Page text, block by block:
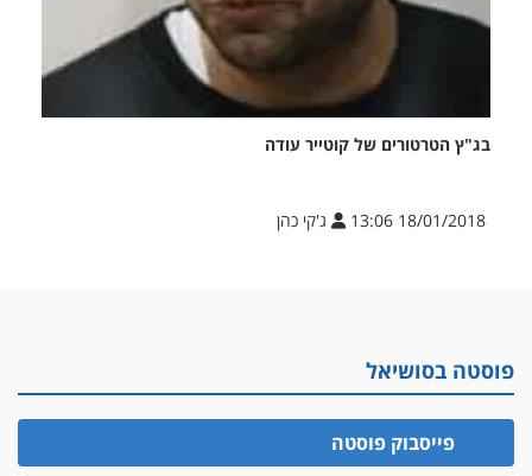
בג"ץ הטרטורים של קוטייר עודה
18/01/2018 13:06 ג'קי כהן
פוסטה בסושיאל
פייסבוק פוסטה